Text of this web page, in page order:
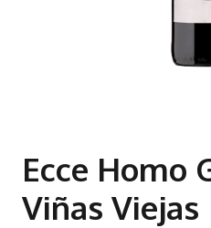
Ecce Homo
Viñas Viejas